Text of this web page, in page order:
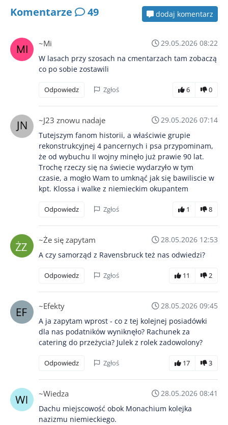
Komentarze 49 dodaj komentarz
~Mi
29.05.2026 08:22
W lasach przy szosach na cmentarzach tam zobaczą
co po sobie zostawili
Odpowiedz Zgłoś 6 0
~J23 znowu nadaje
29.05.2026 07:14
Tutejszym fanom historii, a właściwie grupie
rekonstrukcyjnej 4 pancernych i psa przypominam,
że od wybuchu II wojny minęło już prawie 90 lat.
Trochę rzeczy się na świecie wydarzyło w tym
czasie, a mogło Wam to umknąć jak się bawiliscie w
kpt. Klossa i walke z niemieckim okupantem
Odpowiedz Zgłoś 1 8
~Że się zapytam
28.05.2026 12:53
A czy samorząd z Ravensbruck też nas odwiedzi?
Odpowiedz Zgłoś 11 2
~Efekty
28.05.2026 09:45
A ja zapytam wprost - co z tej kolejnej posiadówki
dla nas podatników wyniknęło? Rachunek za
catering do przeżycia? Julek z rolek zadowolony?
Odpowiedz Zgłoś 17 3
~Wiedza
28.05.2026 08:41
Dachu miejscowość obok Monachium kolejka
nazizmu niemieckiego.